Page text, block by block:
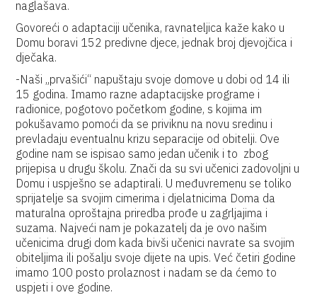
naglašava.
Govoreći o adaptaciji učenika, ravnateljica kaže kako u
Domu boravi 152 predivne djece, jednak broj djevojčica i
dječaka.
-Naši „prvašići“ napuštaju svoje domove u dobi od 14 ili
15 godina. Imamo razne adaptacijske programe i
radionice, pogotovo početkom godine, s kojima im
pokušavamo pomoći da se priviknu na novu sredinu i
prevladaju eventualnu krizu separacije od obitelji. Ove
godine nam se ispisao samo jedan učenik i to zbog
prijepisa u drugu školu. Znači da su svi učenici zadovoljni u
Domu i uspješno se adaptirali. U međuvremenu se toliko
sprijatelje sa svojim cimerima i djelatnicima Doma da
maturalna oproštajna priredba prođe u zagrljajima i
suzama. Najveći nam je pokazatelj da je ovo našim
učenicima drugi dom kada bivši učenici navrate sa svojim
obiteljima ili pošalju svoje dijete na upis. Već četiri godine
imamo 100 posto prolaznost i nadam se da ćemo to
uspjeti i ove godine.